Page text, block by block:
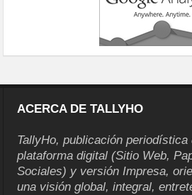
ACERCA DE TALLYHO
TallyHo, publicación periodística
plataforma digital (Sitio Web,
Sociales) y versión Impresa,
una visión global, integral,